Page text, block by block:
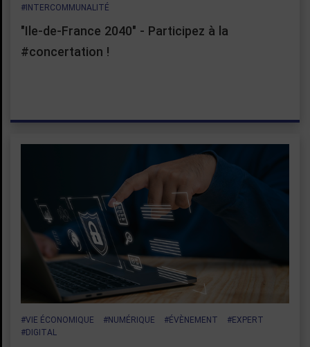
#INTERCOMMUNALITÉ
"Ile-de-France 2040" - Participez à la
#concertation !
#VIE ÉCONOMIQUE #NUMÉRIQUE #ÉVÈNEMENT
#EXPERT
#DIGITAL